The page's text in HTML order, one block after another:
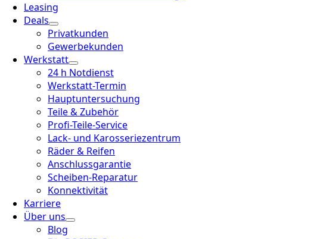
Leasing
Deals
Privatkunden
Gewerbekunden
Werkstatt
24 h Notdienst
Werkstatt-Termin
Hauptuntersuchung
Teile & Zubehör
Profi-Teile-Service
Lack- und Karosseriezentrum
Räder & Reifen
Anschlussgarantie
Scheiben-Reparatur
Konnektivität
Karriere
Über uns
Blog